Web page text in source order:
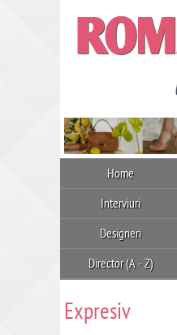
Home
Interviuri
Designeri
Director (A - Z)
Expresiv